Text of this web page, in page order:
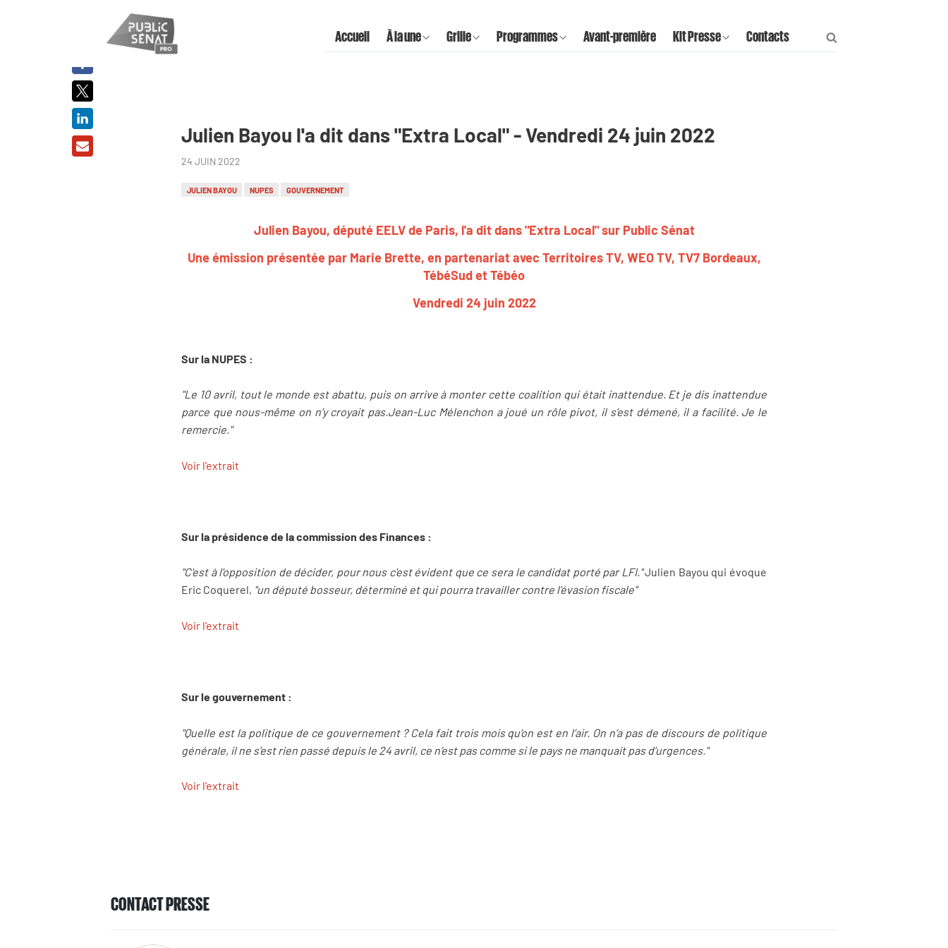
Accueil À la une Grille Programmes Avant-première Kit Presse Contacts
Julien Bayou l'a dit dans "Extra Local" - Vendredi 24 juin 2022
24 JUIN 2022
JULIEN BAYOU NUPES GOUVERNEMENT
Julien Bayou, député EELV de Paris, l'a dit dans "Extra Local" sur Public Sénat
Une émission présentée par Marie Brette, en partenariat avec Territoires TV, WEO TV, TV7 Bordeaux,
TébéSud et Tébéo
Vendredi 24 juin 2022
Sur la NUPES :
"Le 10 avril, tout le monde est abattu, puis on arrive à monter cette coalition qui était inattendue. Et je dis inattendue
parce que nous-même on n’y croyait pas.Jean-Luc Mélenchon a joué un rôle pivot, il s’est démené, il a facilité. Je le
remercie."
Voir l'extrait
Sur la présidence de la commission des Finances :
"C'est à l'opposition de décider, pour nous c'est évident que ce sera le candidat porté par LFI."Julien Bayou qui évoque
Eric Coquerel, "un député bosseur, déterminé et qui pourra travailler contre l'évasion fiscale"
Voir l'extrait
Sur le gouvernement :
"Quelle est la politique de ce gouvernement ? Cela fait trois mois qu’on est en l’air. On n’a pas de discours de politique
générale, il ne s’est rien passé depuis le 24 avril, ce n’est pas comme si le pays ne manquait pas d’urgences."
Voir l'extrait
CONTACT PRESSE